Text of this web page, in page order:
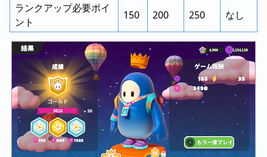
ランクアップ必要ポイ
ント
150 200 250 なし